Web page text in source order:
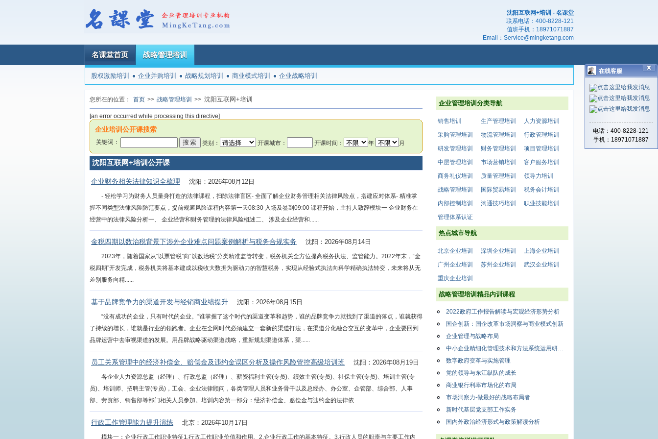
沈阳互联网+培训 - 名课堂
联系电话： 400-8228-121
值班手机： 18971071887
Email： Service@mingketang.com
名课堂首页 战略管理培训
股权激励培训 企业并购培训 战略规划培训 商业模式培训 企业战略培训
您所在的位置： 首页 >> 战略管理培训 >> 沈阳互联网+培训
[an error occurred while processing this directive]
企业培训公开课搜索
关键词： 类别： 开课城市： 开课时间： 年 月
沈阳互联网+培训公开课
企业财务相关法律知识全梳理 沈阳：2026年08月12日
- 轻松学习为财务人员量身打造的法律课程，扫除法律盲区- 全面了解企业财务管理相关法律风险点，搭建应对体系- 精准掌
握不同类型法律风险防范要点，提前规避风险课程内容第一天08:30 入场及签到09:00 课程开始，主持人致辞模块一 企业财务在
经营中的法律风险分析一、 企业经营和财务管理的法律风险概述二、 涉及企业经营和......
金税四期以数治税背景下涉外企业难点问题案例解析与税务合规实务 沈阳：2026年08月14日
2023年，随着国家从“以票管税”向“以数治税”分类精准监管转变，税务机关全方位提高税务执法、监管能力。2022年末，“金
税四期”开发完成，税务机关将基本建成以税收大数据为驱动力的智慧税务，实现从经验式执法向科学精确执法转变，未来将从无
差别服务向精......
基于品牌竞争力的渠道开发与经销商业绩提升 沈阳：2026年08月15日
“没有成功的企业，只有时代的企业。”谁掌握了这个时代的渠道变革和趋势，谁的品牌竞争力就找到了渠道的落点，谁就获得
了持续的增长，谁就是行业的领跑者。企业在全网时代必须建立一套新的渠道打法，在渠道分化融合交互的变革中，企业要回到
品牌运营中去审视渠道的发展。用品牌战略驱动渠道战略，重新规划渠道体系，渠......
员工关系管理中的经济补偿金、赔偿金及违约金误区分析及操作风险管控高级培训班 沈阳：2026年08月19日
各企业人力资源总监（经理）、行政总监（经理）、薪资福利主管(专员)、绩效主管(专员)、社保主管(专员)、培训主管(专
员)、培训师、招聘主管(专员)，工会、企业法律顾问，各类管理人员和业务骨干以及总经办、办公室、企管部、综合部、人事
部、劳资部、销售部等部门相关人员参加。培训内容第一部分：经济补偿金、赔偿金与违约金的法律依......
行政工作管理能力提升演练 北京：2026年10月17日
模块一：企业行政工作职业特征1.行政工作职业价值和作用。2.企业行政工作的基本特征。3.行政人员的职责与主要工作内
企业管理培训分类导航
销售培训 生产管理培训
人力资源培训
采购管理培训
物流管理培训
行政管理培训
研发管理培训
财务管理培训
项目管理培训
中层管理培训
市场营销培训
客户服务培训
商务礼仪培训
质量管理培训
领导力培训
战略管理培训
国际贸易培训
税务会计培训
内部控制培训
沟通技巧培训
职业技能培训
管理体系认证
热点城市导航
北京企业培训 深圳企业培训
上海企业培训
广州企业培训
苏州企业培训
武汉企业培训
重庆企业培训
战略管理培训精品内训课程
2022政府工作报告解读与宏观经济形势分析
国企创新：国企改革市场洞察与商业模式创新
企业管理与战略布局
中小企业精细化管理技术和方法系统运用研修班
数字政府变革与实施管理
党的领导与东江纵队的成长
商业银行利率市场化的布局
市场洞察力-做最好的战略布局者
新时代基层党支部工作实务
国内外政治经济形式与政策解读分析
在线客服
电话：400-8228-121
手机：18971071887